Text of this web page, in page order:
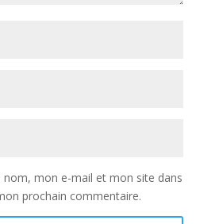
nom, mon e-mail et mon site dans
prochain commentaire.